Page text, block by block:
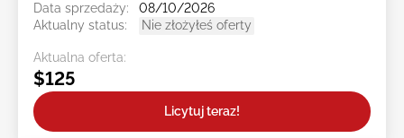
Data sprzedaży:
08/10/2026
Aktualny status:
Nie złożyłeś oferty
Aktualna oferta:
$125
Licytuj teraz!